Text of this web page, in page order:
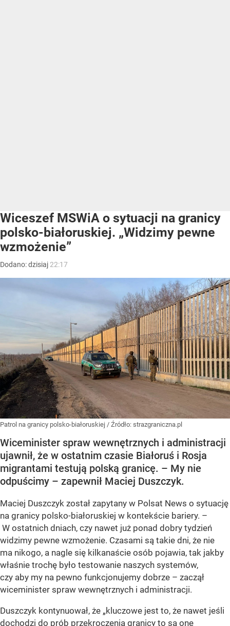
Wiceszef MSWiA o sytuacji na granicy
polsko-białoruskiej. „Widzimy pewne
wzmożenie”
Dodano:dzisiaj 22:17
Patrol na granicy polsko-białoruskiej / Źródło: strazgraniczna.pl
Wiceminister spraw wewnętrznych i administracji
ujawnił, że w ostatnim czasie Białoruś i Rosja
migrantami testują polską granicę. – My nie
odpuścimy – zapewnił Maciej Duszczyk.
Maciej Duszczyk został zapytany w Polsat News o sytuację
na granicy polsko-białoruskiej w kontekście bariery. –
W ostatnich dniach, czy nawet już ponad dobry tydzień
widzimy pewne wzmożenie. Czasami są takie dni, że nie
ma nikogo, a nagle się kilkanaście osób pojawia, tak jakby
właśnie trochę było testowanie naszych systemów,
czy aby my na pewno funkcjonujemy dobrze – zaczął
wiceminister spraw wewnętrznych i administracji.
Duszczyk kontynuował, że „kluczowe jest to, że nawet jeśli
dochodzi do prób przekroczenia granicy to są one